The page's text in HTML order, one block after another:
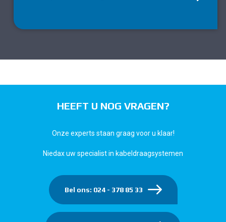
HEEFT U NOG VRAGEN?
Onze experts staan graag voor u klaar!
Niedax uw specialist in kabeldraagsystemen
Bel ons: 024 - 378 85 33